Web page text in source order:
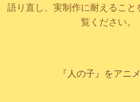
語り直し、実制作に耐えること
覧ください。
『人の子』をアニ